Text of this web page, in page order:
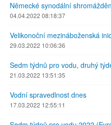
Německé synodální
04.04.2022 08:18:37
Velikonoční mezináboženská
29.03.2022 10:06:36
Sedm týdnů pro vodu, druhý
21.03.2022 13:51:35
Vodní spravedlnost dnes
17.03.2022 12:55:11